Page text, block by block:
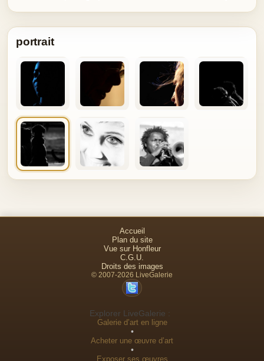
portrait
Accueil
Plan du site
Vue sur Honfleur
C.G.U.
Droits des images
© 2007-2026 LiveGalerie
Explorer LiveGalerie :
Galerie d’art en ligne
•
Acheter une œuvre d’art
•
Exposer ses œuvres